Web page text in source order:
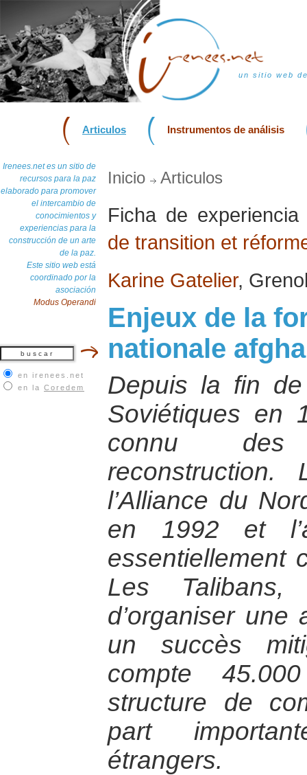
un sitio web
Articulos Instrumentos de análisis
Irenees.net es un sitio de
recursos para la paz
elaborado para promover
el intercambio de
conocimientos y
experiencias para la
construcción de un arte
de la paz.
Este sitio web está
coordinado por la
asociación
Modus Operandi
en irenees.net
en la Coredem
Inicio Articulos
Ficha de
de transition et
Karine Gatelier,
Enjeux de la
nationale
Depuis la fin
Soviétiques en
connu
reconstruction.
l’Alliance du
en 1992 et
essentiellement
Les
d’organiser une
un succès
compte
structure de
part
étrangers.